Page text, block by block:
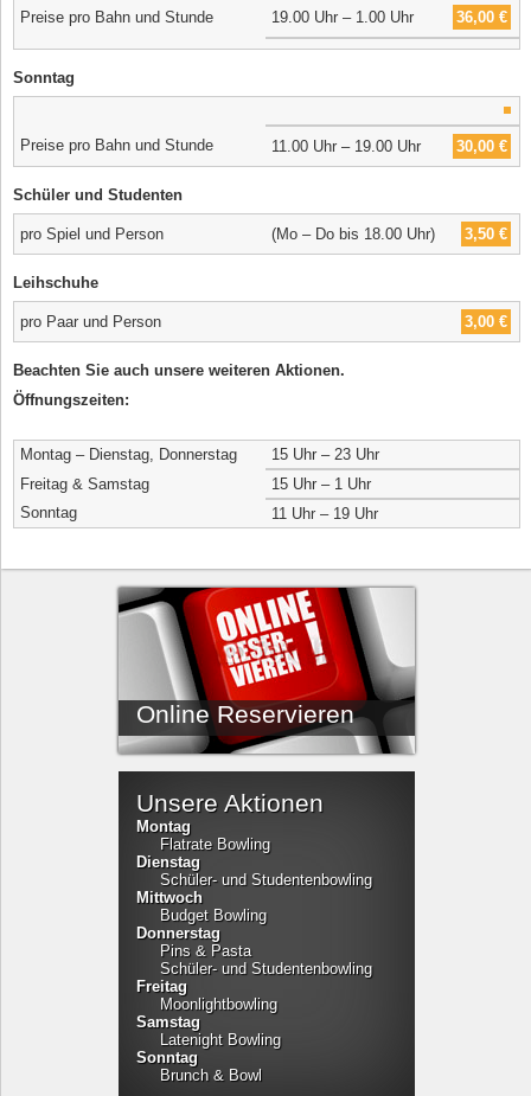
Preise pro Bahn und Stunde 19.00 Uhr – 1.00 Uhr 36,00 €
Sonntag
Preise pro Bahn und Stunde 11.00 Uhr – 19.00 Uhr 30,00 €
Schüler und Studenten
pro Spiel und Person (Mo – Do bis 18.00 Uhr) 3,50 €
Leihschuhe
pro Paar und Person 3,00 €
Beachten Sie auch unsere weiteren Aktionen.
Öffnungszeiten:
Montag – Dienstag, Donnerstag
15 Uhr – 23 Uhr
Freitag & Samstag
15 Uhr – 1 Uhr
Sonntag
11 Uhr – 19 Uhr
Online Reservieren
Unsere Aktionen
Montag
Flatrate Bowling
Dienstag
Schüler- und Studentenbowling
Mittwoch
Budget Bowling
Donnerstag
Pins & Pasta
Schüler- und Studentenbowling
Freitag
Moonlightbowling
Samstag
Latenight Bowling
Sonntag
Brunch & Bowl